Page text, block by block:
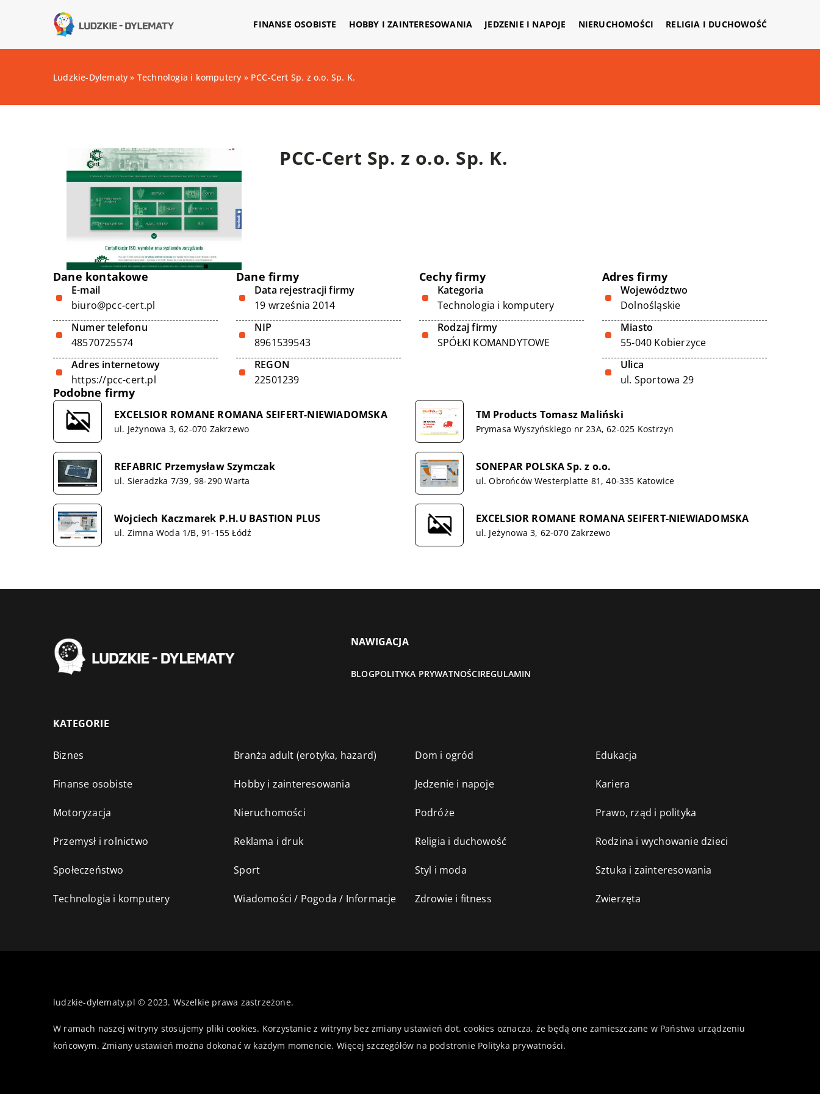
FINANSE OSOBISTE HOBBY I ZAINTERESOWANIA JEDZENIE I NAPOJE NIERUCHOMOŚCI RELIGIA I DUCHOWOŚĆ
Ludzkie-Dylematy » Technologia i komputery » PCC-Cert Sp. z o.o. Sp. K.
PCC-Cert Sp. z o.o. Sp. K.
Dane kontakowe
E-mail
biuro@pcc-cert.pl
Numer telefonu
48570725574
Adres internetowy
https://pcc-cert.pl
Dane firmy
Data rejestracji firmy
19 września 2014
NIP
8961539543
REGON
22501239
Cechy firmy
Kategoria
Technologia i komputery
Rodzaj firmy
SPÓŁKI KOMANDYTOWE
Adres firmy
Województwo
Dolnośląskie
Miasto
55-040 Kobierzyce
Ulica
ul. Sportowa 29
Podobne firmy
EXCELSIOR ROMANE ROMANA SEIFERT-NIEWIADOMSKA
ul. Jeżynowa 3, 62-070 Zakrzewo
TM Products Tomasz Maliński
Prymasa Wyszyńskiego nr 23A, 62-025 Kostrzyn
REFABRIC Przemysław Szymczak
ul. Sieradzka 7/39, 98-290 Warta
SONEPAR POLSKA Sp. z o.o.
ul. Obrońców Westerplatte 81, 40-335 Katowice
Wojciech Kaczmarek P.H.U BASTION PLUS
ul. Zimna Woda 1/B, 91-155 Łódź
EXCELSIOR ROMANE ROMANA SEIFERT-NIEWIADOMSKA
ul. Jeżynowa 3, 62-070 Zakrzewo
NAWIGACJA
BLOGPOLITYKA PRYWATNOŚCIREGULAMIN
KATEGORIE
Biznes Branża adult (erotyka, hazard) Dom i ogród Edukacja
Finanse osobiste Hobby i zainteresowania Jedzenie i napoje Kariera
Motoryzacja Nieruchomości Podróże Prawo, rząd i polityka
Przemysł i rolnictwo Reklama i druk Religia i duchowość Rodzina i wychowanie dzieci
Społeczeństwo Sport Styl i moda Sztuka i zainteresowania
Technologia i komputery Wiadomości / Pogoda / Informacje Zdrowie i fitness Zwierzęta
ludzkie-dylematy.pl © 2023. Wszelkie prawa zastrzeżone.
W ramach naszej witryny stosujemy pliki cookies. Korzystanie z witryny bez zmiany ustawień dot. cookies oznacza, że będą one zamieszczane w Państwa urządzeniu
końcowym. Zmiany ustawień można dokonać w każdym momencie. Więcej szczegółów na podstronie Polityka prywatności.